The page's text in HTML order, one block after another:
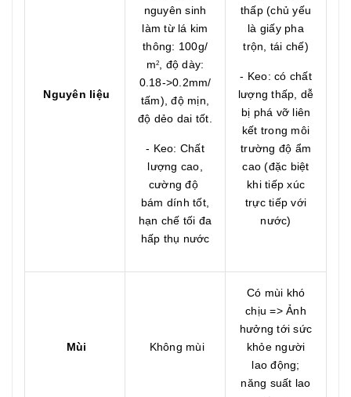
Nguyên liệu
nguyên sinh
làm từ lá kim
thông: 100g/
m2, độ dày:
0.18->0.2mm/
tấm), độ mịn,
độ dẻo dai tốt.
- Keo: Chất
lượng cao,
cường độ
bám dính tốt,
hạn chế tối đa
hấp thụ nước
thấp (chủ yếu
là giấy pha
trộn, tái chế)
- Keo: có chất
lượng thấp, dễ
bị phá vỡ liên
kết trong môi
trường độ ẩm
cao (đặc biệt
khi tiếp xúc
trực tiếp với
nước)
Mùi Không mùi
Có mùi khó
chịu => Ảnh
hưởng tới sức
khỏe người
lao động;
năng suất lao